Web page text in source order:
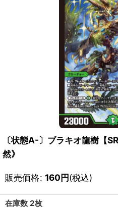
〔状態A-〕ブラキオ龍樹【
然》
販売価格: 160円(税込)
在庫数 2枚